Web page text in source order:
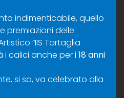
indimenticabile, quello
premiazioni delle
“IIS Tartaglia
i calici anche peri 18 anni
si sa, va celebrato alla